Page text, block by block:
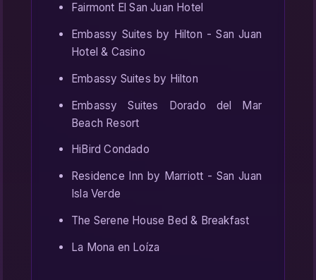
Fairmont El San Juan Hotel
Embassy Suites by Hilton - San Juan
Hotel & Casino
Embassy Suites by Hilton
Embassy Suites Dorado del Mar
Beach Resort
HiBird Condado
Residence Inn by Marriott - San Juan
Isla Verde
The Serene House Bed & Breakfast
La Mona en Loíza